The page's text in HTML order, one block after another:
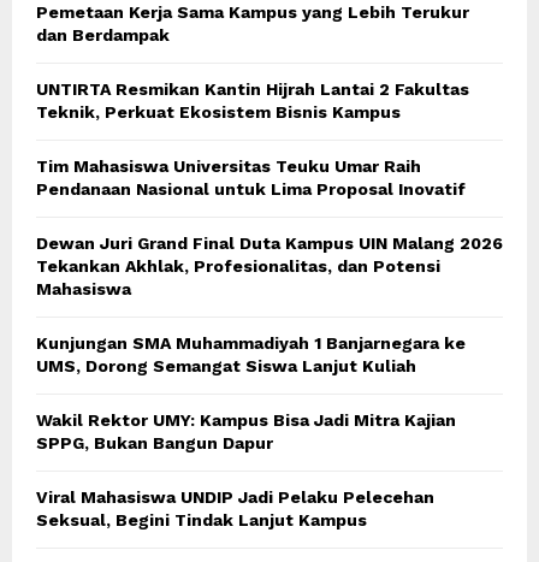
Pemetaan Kerja Sama Kampus yang Lebih Terukur
dan Berdampak
UNTIRTA Resmikan Kantin Hijrah Lantai 2 Fakultas
Teknik, Perkuat Ekosistem Bisnis Kampus
Tim Mahasiswa Universitas Teuku Umar Raih
Pendanaan Nasional untuk Lima Proposal Inovatif
Dewan Juri Grand Final Duta Kampus UIN Malang 2026
Tekankan Akhlak, Profesionalitas, dan Potensi
Mahasiswa
Kunjungan SMA Muhammadiyah 1 Banjarnegara ke
UMS, Dorong Semangat Siswa Lanjut Kuliah
Wakil Rektor UMY: Kampus Bisa Jadi Mitra Kajian
SPPG, Bukan Bangun Dapur
Viral Mahasiswa UNDIP Jadi Pelaku Pelecehan
Seksual, Begini Tindak Lanjut Kampus